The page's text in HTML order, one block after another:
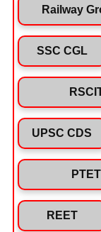
Railway
SSC CGL
UPSC CDS
PTET
REET